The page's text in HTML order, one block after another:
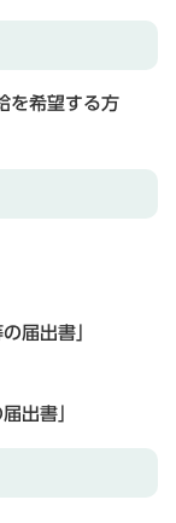
を希望する方
届出書」
出書」